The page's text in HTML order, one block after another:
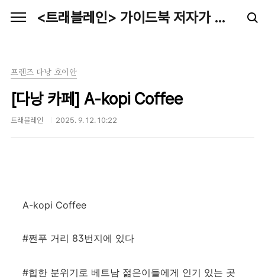
<트래블레인> 가이드북 저자가 전하는 최신 여행정보
프렌즈 다낭 호이안
[다낭 카페] A-kopi Coffee
트래블레인 2025. 9. 12. 10:22
A-kopi Coffee
#쩐푸 거리 83번지에 있다
#힙한 분위기로 베트남 젊은이들에게 인기 있는 곳